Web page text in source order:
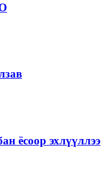
ёсоор эхлүүллээ